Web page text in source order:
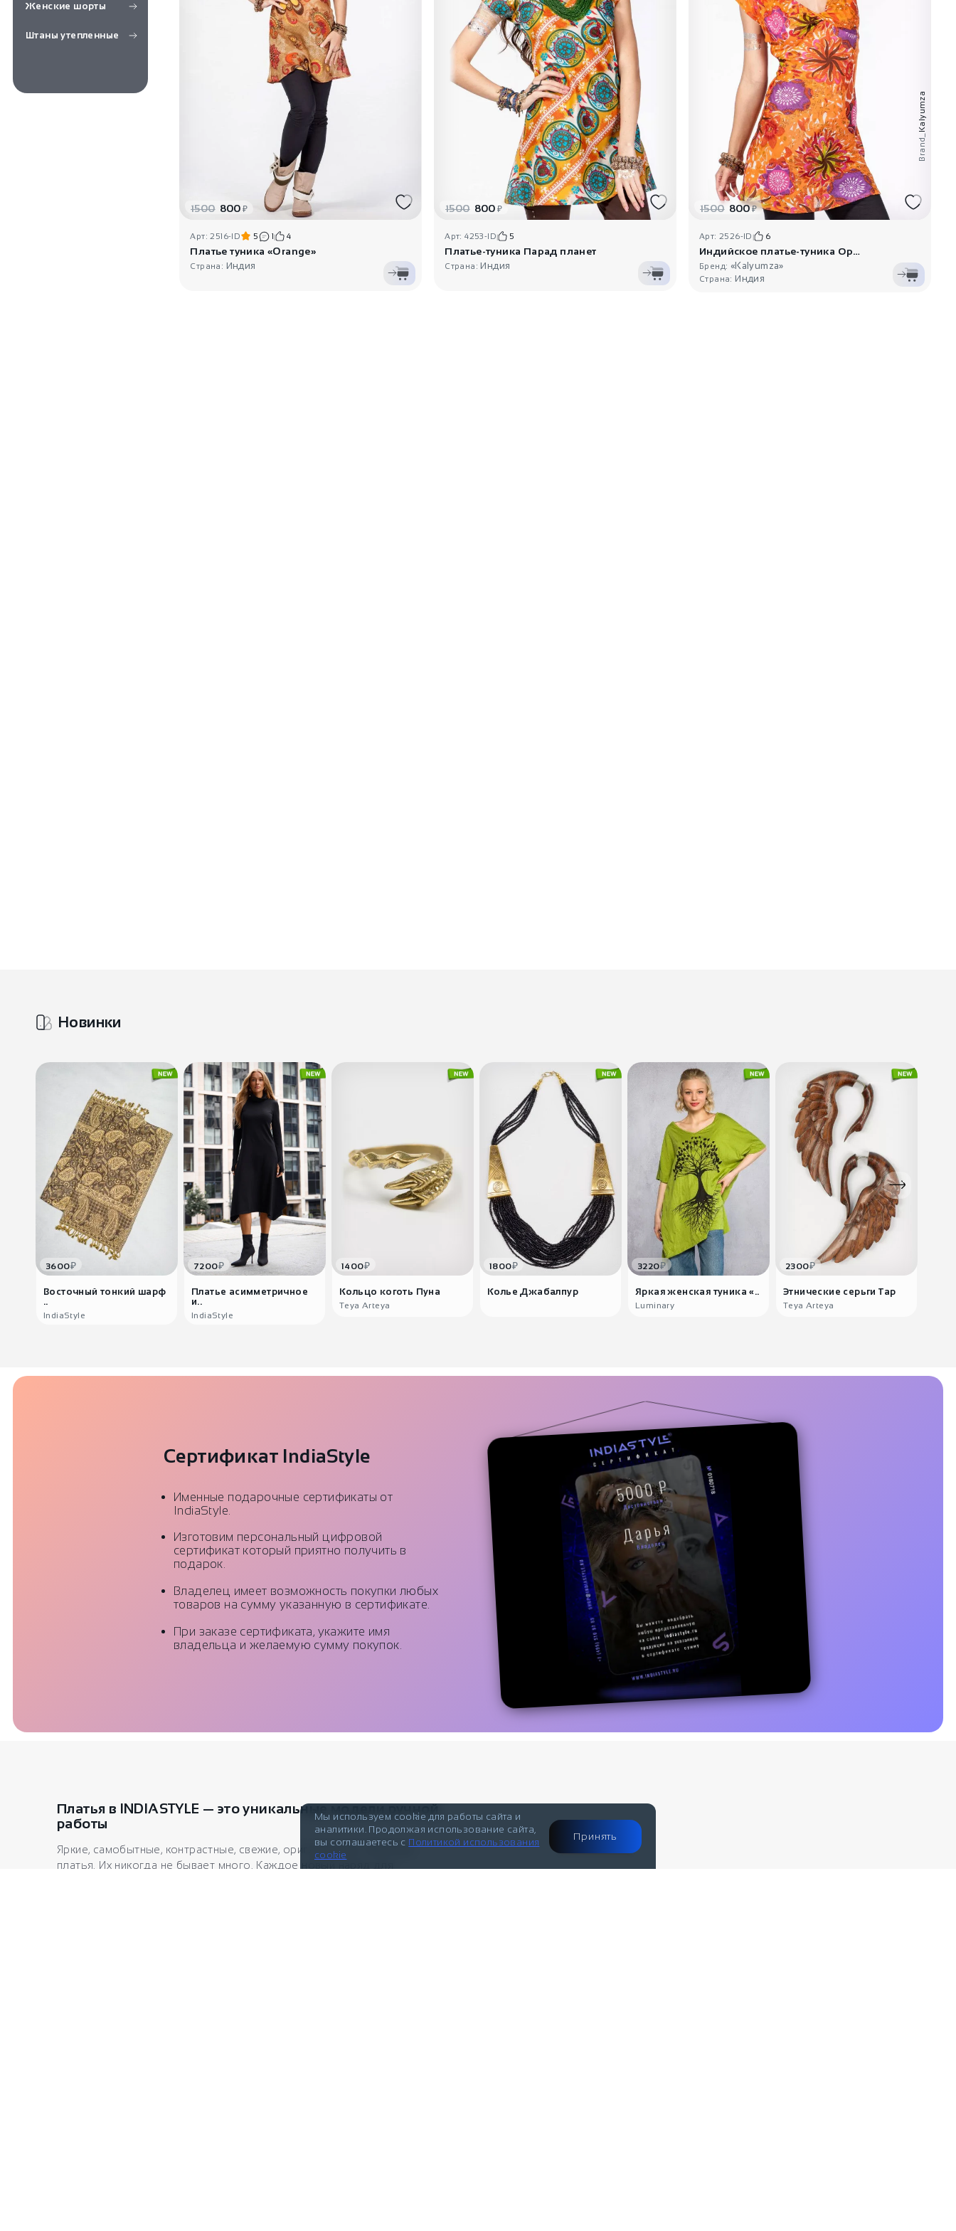
Женские шорты
Штаны утепленные
1500 800 ₽
Арт: 2516-ID 5 1 4
Платье туника «Orange»
Страна: Индия
1500 800 ₽
Арт: 4253-ID 5
Платье-туника Парад планет
Страна: Индия
Brand_
Kalyumza
1500 800₽
Арт: 2526-ID 6
Индийское платье-туника Оранжева..
Бренд: «Kalyumza»
Страна: Индия
Новинки
3600₽
Восточный тонкий шарф
..
IndiaStyle
7200₽
Платье асимметричное
и..
IndiaStyle
1400₽
Кольцо коготь Пуна
Teya Arteya
1800₽
Колье Джабалпур
3220₽
Яркая женская туника «..
Luminary
2300₽
Этнические серьги Тар
Teya Arteya
Сертификат IndiaStyle
Именные подарочные сертификаты от
IndiaStyle.
Изготовим персональный цифровой
сертификат который приятно получить в
подарок.
Владелец имеет возможность покупки любых
товаров на сумму указанную в сертификате.
При заказе сертификата, укажите имя
владельца и желаемую сумму покупок.
Платья в INDIASTYLE — это уникальные модели ручной
работы
Яркие, самобытные, контрастные, свежие, оригинальные. Женские
платья. Их никогда не бывает много. Каждое новый наряд для
Мы используем cookie для работы сайта и
аналитики. Продолжая использование сайта,
вы соглашаетесь с Политикой использования
cookie
Принять